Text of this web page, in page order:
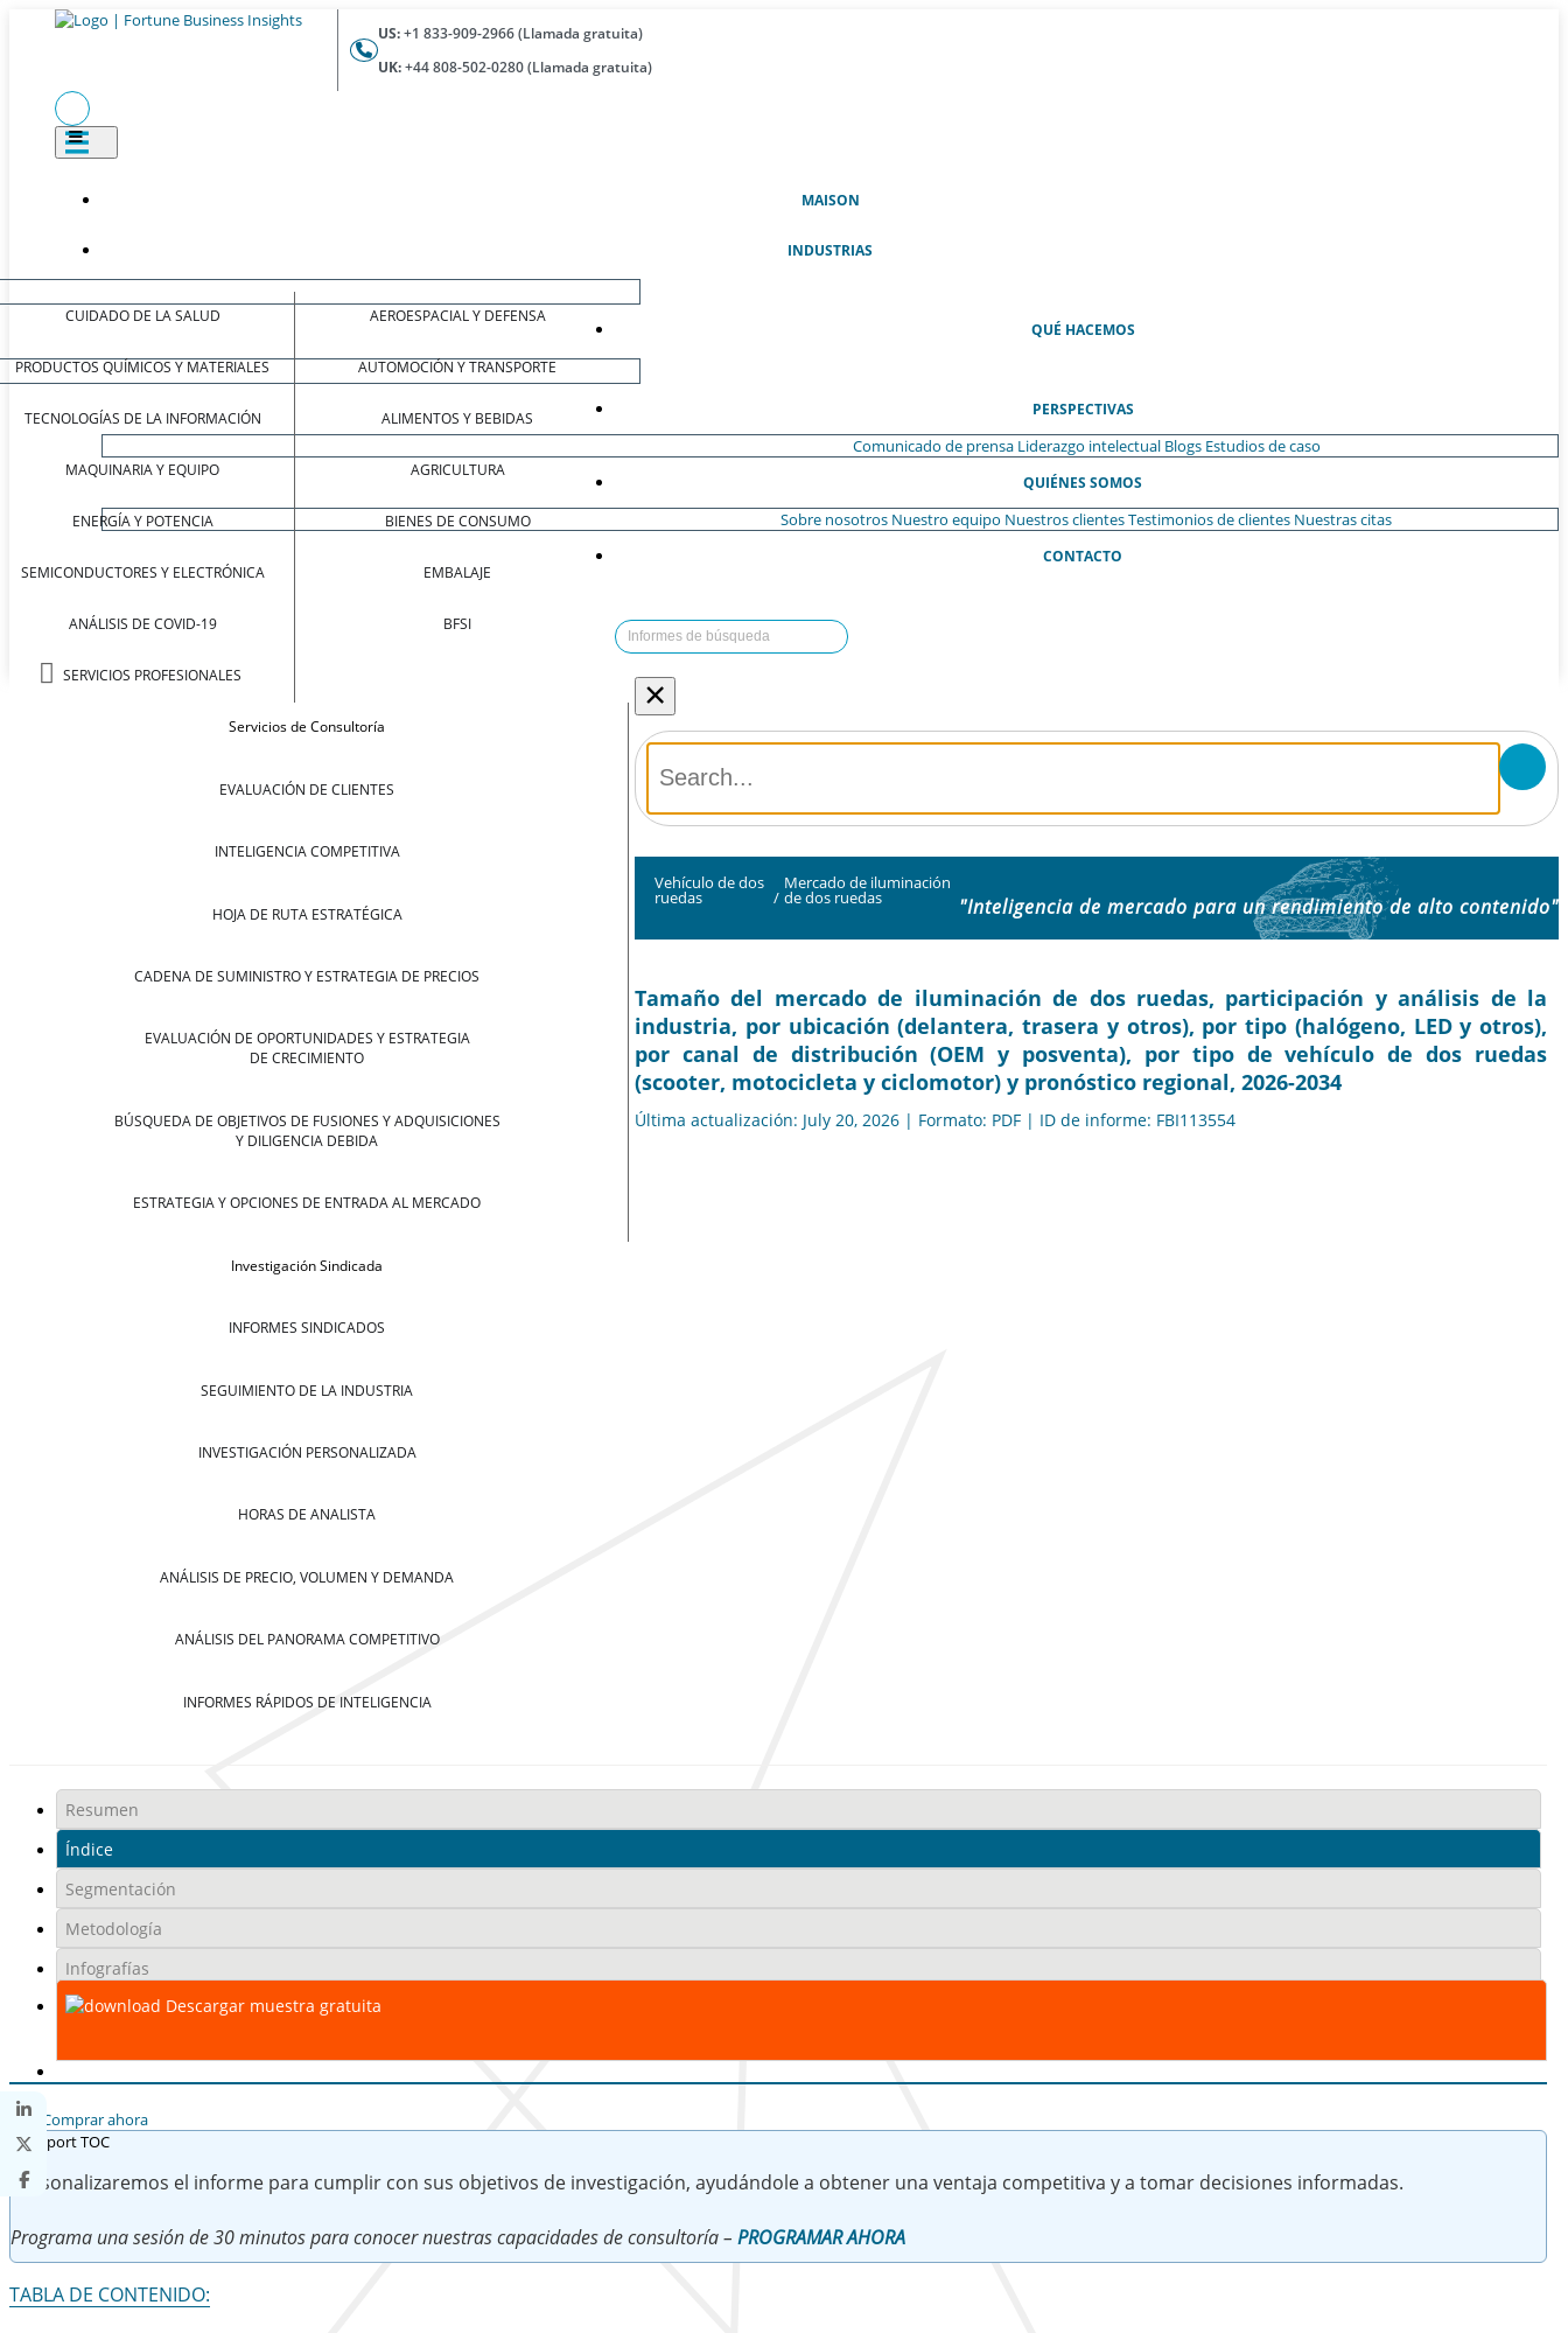
US:+1 833-909-2966 (Llamada gratuita)
UK:+44 808-502-0280 (Llamada gratuita)
MAISON(ACTUAL)
INDUSTRIAS
CUIDADO DE LA SALUD
PRODUCTOS QUÍMICOS Y MATERIALES
TECNOLOGÍAS DE LA INFORMACIÓN
MAQUINARIA Y EQUIPO
ENERGÍA Y POTENCIA
SEMICONDUCTORES Y ELECTRÓNICA
ANÁLISIS DE COVID-19
SERVICIOS PROFESIONALES
AEROESPACIAL Y DEFENSA
AUTOMOCIÓN Y TRANSPORTE
ALIMENTOS Y BEBIDAS
AGRICULTURA
BIENES DE CONSUMO
EMBALAJE
BFSI
QUÉ HACEMOS
Servicios de Consultoría
EVALUACIÓN DE CLIENTES
INTELIGENCIA COMPETITIVA
HOJA DE RUTA ESTRATÉGICA
CADENA DE SUMINISTRO Y ESTRATEGIA DE PRECIOS
EVALUACIÓN DE OPORTUNIDADES Y ESTRATEGIA
DE CRECIMIENTO
BÚSQUEDA DE OBJETIVOS DE FUSIONES Y ADQUISICIONES
Y DILIGENCIA DEBIDA
ESTRATEGIA Y OPCIONES DE ENTRADA AL MERCADO
Investigación Sindicada
INFORMES SINDICADOS
SEGUIMIENTO DE LA INDUSTRIA
INVESTIGACIÓN PERSONALIZADA
HORAS DE ANALISTA
ANÁLISIS DE PRECIO, VOLUMEN Y DEMANDA
ANÁLISIS DEL PANORAMA COMPETITIVO
INFORMES RÁPIDOS DE INTELIGENCIA
PERSPECTIVAS
Comunicado de prensa Liderazgo intelectual Blogs Estudios de caso
QUIÉNES SOMOS
Sobre nosotros Nuestro equipo Nuestros clientesTestimonios de clientes Nuestras citas
CONTACTO
×
Vehículo de dos
ruedas /
Mercado de iluminación
de dos ruedas "Inteligencia de mercado para un rendimiento de alto contenido"
Tamaño del mercado de iluminación de dos ruedas, participación y análisis de la
industria, por ubicación (delantera, trasera y otros), por tipo (halógeno, LED y otros),
por canal de distribución (OEM y posventa), por tipo de vehículo de dos ruedas
(scooter, motocicleta y ciclomotor) y pronóstico regional, 2026-2034
Última actualización: July 20, 2026 | Formato: PDF | ID de informe: FBI113554
Resumen
Índice
Segmentación
Metodología
Infografías
Descargar muestra gratuita
Comprar ahora
Personalizaremos el informe para cumplir con sus objetivos de investigación, ayudándole a obtener una ventaja competitiva y a tomar decisiones informadas.
Programa una sesión de 30 minutos para conocer nuestras capacidades de consultoría – PROGRAMAR AHORA
TABLA DE CONTENIDO: